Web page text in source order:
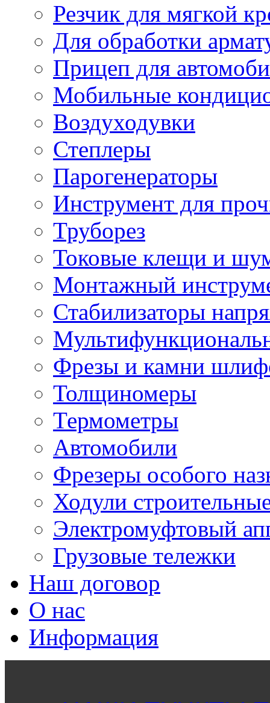
Резчик для мягкой
Для обработки
Прицеп для
Мобильные
Воздуходувки
Степлеры
Парогенераторы
Инструмент для
Труборез
Токовые клещи и
Монтажный
Стабилизаторы
Фрезы и камни
Толщиномеры
Термометры
Автомобили
Фрезеры особого
Ходули
Электромуфтовый
Грузовые тележки
Наш договор
О нас
Информация